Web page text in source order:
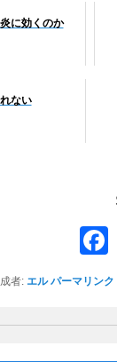
に効くのか
ない
者: エル パーマリンク